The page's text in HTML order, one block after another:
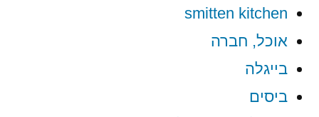
smitten kitchen
אוכל, חברה
בייגלה
ביסים